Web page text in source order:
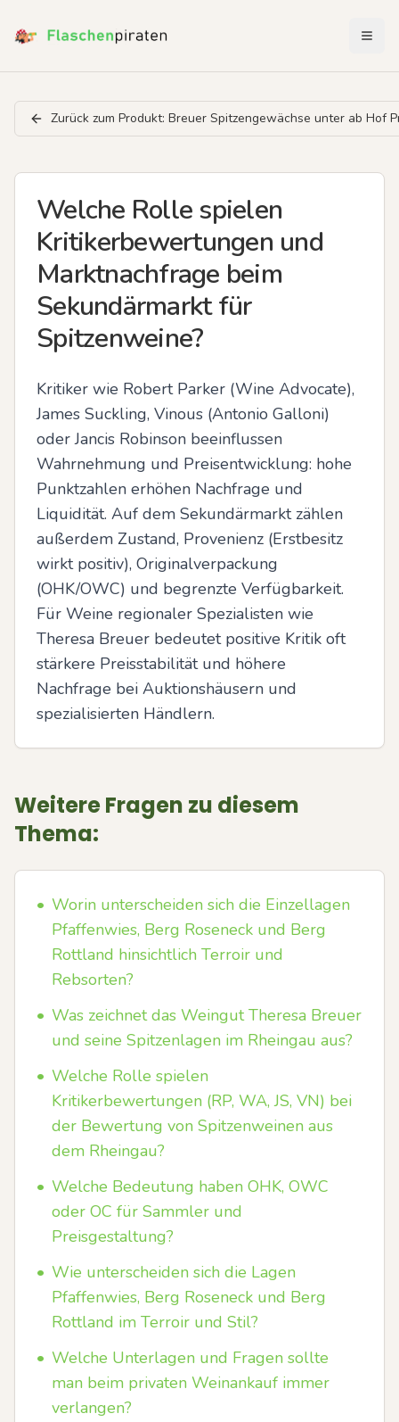
Zurück zum Produkt: Breuer Spitzengewächse unter ab Hof
Welche Rolle spielen
Kritikerbewertungen und
Marktnachfrage beim
Sekundärmarkt für
Spitzenweine?
Kritiker wie Robert Parker (Wine Advocate),
James Suckling, Vinous (Antonio Galloni)
oder Jancis Robinson beeinflussen
Wahrnehmung und Preisentwicklung: hohe
Punktzahlen erhöhen Nachfrage und
Liquidität. Auf dem Sekundärmarkt zählen
außerdem Zustand, Provenienz (Erstbesitz
wirkt positiv), Originalverpackung
(OHK/OWC) und begrenzte Verfügbarkeit.
Für Weine regionaler Spezialisten wie
Theresa Breuer bedeutet positive Kritik oft
stärkere Preisstabilität und höhere
Nachfrage bei Auktionshäusern und
spezialisierten Händlern.
Weitere Fragen zu diesem
Thema:
• Worin unterscheiden sich die Einzellagen
Pfaffenwies, Berg Roseneck und Berg
Rottland hinsichtlich Terroir und
Rebsorten?
• Was zeichnet das Weingut Theresa Breuer
und seine Spitzenlagen im Rheingau aus?
• Welche Rolle spielen
Kritikerbewertungen (RP, WA, JS, VN) bei
der Bewertung von Spitzenweinen aus
dem Rheingau?
• Welche Bedeutung haben OHK, OWC
oder OC für Sammler und
Preisgestaltung?
• Wie unterscheiden sich die Lagen
Pfaffenwies, Berg Roseneck und Berg
Rottland im Terroir und Stil?
• Welche Unterlagen und Fragen sollte
man beim privaten Weinankauf immer
verlangen?